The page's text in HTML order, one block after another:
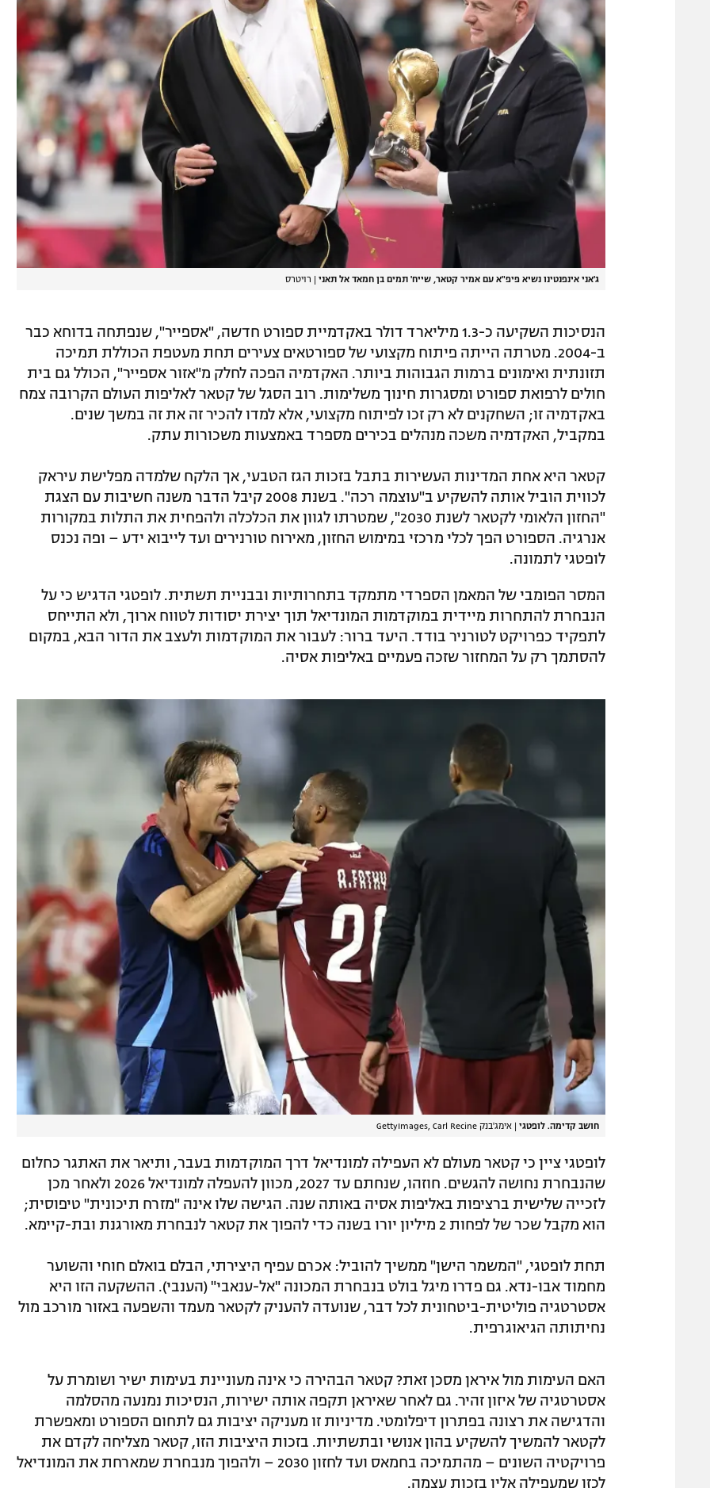
ג'אני אינפנטינו נשיא פיפ"א עם אמיר קטאר, שייח' תמים בן חמאד אל תאני | רויטרס
הנסיכות השקיעה כ-1.3 מיליארד דולר באקדמיית ספורט חדשה, "אספייר", שנפתחה בדוחא כבר
ב-2004. מטרתה הייתה פיתוח מקצועי של ספורטאים צעירים תחת מעטפת הכוללת תמיכה
תזונתית ואימונים ברמות הגבוהות ביותר. האקדמיה הפכה לחלק מ"אזור אספייר", הכולל גם בית
חולים לרפואת ספורט ומסגרות חינוך משלימות. רוב הסגל של קטאר לאליפות העולם הקרובה צמח
באקדמיה זו; השחקנים לא רק זכו לפיתוח מקצועי, אלא למדו להכיר זה את זה במשך שנים.
במקביל, האקדמיה משכה מנהלים בכירים מספרד באמצעות משכורות עתק.
קטאר היא אחת המדינות העשירות בתבל בזכות הגז הטבעי, אך הלקח שלמדה מפלישת עיראק
לכווית הוביל אותה להשקיע ב"עוצמה רכה". בשנת 2008 קיבל הדבר משנה חשיבות עם הצגת
"החזון הלאומי לקטאר לשנת 2030", שמטרתו לגוון את הכלכלה ולהפחית את התלות במקורות
אנרגיה. הספורט הפך לכלי מרכזי במימוש החזון, מאירוח טורנירים ועד לייבוא ידע – ופה נכנס
לופטגי לתמונה.
המסר הפומבי של המאמן הספרדי מתמקד בתחרותיות ובבניית תשתית. לופטגי הדגיש כי על
הנבחרת להתחרות מיידית במוקדמות המונדיאל תוך יצירת יסודות לטווח ארוך, ולא התייחס
לתפקיד כפרויקט לטורניר בודד. היעד ברור: לעבור את המוקדמות ולעצב את הדור הבא, במקום
להסתמך רק על המחזור שזכה פעמיים באליפות אסיה.
חושב קדימה. לופטגי | אימג'בנק GettyImages, Carl Recine
לופטגי ציין כי קטאר מעולם לא העפילה למונדיאל דרך המוקדמות בעבר, ותיאר את האתגר כחלום
שהנבחרת נחושה להגשים. חוזהו, שנחתם עד 2027, מכוון להעפלה למונדיאל 2026 ולאחר מכן
לזכייה שלישית ברציפות באליפות אסיה באותה שנה. הגישה שלו אינה "מזרח תיכונית" טיפוסית;
הוא מקבל שכר של לפחות 2 מיליון יורו בשנה כדי להפוך את קטאר לנבחרת מאורגנת ובת-קיימא.
תחת לופטגי, "המשמר הישן" ממשיך להוביל: אכרם עפיף היצירתי, הבלם בואלם חוחי והשוער
מחמוד אבו-נדא. גם פדרו מיגל בולט בנבחרת המכונה "אל-ענאבי" (הענבי). ההשקעה הזו היא
אסטרטגיה פוליטית-ביטחונית לכל דבר, שנועדה להעניק לקטאר מעמד והשפעה באזור מורכב מול
נחיתותה הגיאוגרפית.
האם העימות מול איראן מסכן זאת? קטאר הבהירה כי אינה מעוניינת בעימות ישיר ושומרת על
אסטרטגיה של איזון זהיר. גם לאחר שאיראן תקפה אותה ישירות, הנסיכות נמנעה מהסלמה
והדגישה את רצונה בפתרון דיפלומטי. מדיניות זו מעניקה יציבות גם לתחום הספורט ומאפשרת
לקטאר להמשיך להשקיע בהון אנושי ובתשתיות. בזכות היציבות הזו, קטאר מצליחה לקדם את
פרויקטיה השונים – מהתמיכה בחמאס ועד לחזון 2030 – ולהפוך מנבחרת שמארחת את המונדיאל
לכזו שמעפילה אליו בזכות עצמה.